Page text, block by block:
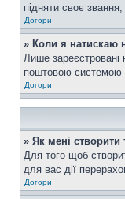
підняти своє
Догори
» Коли я натискаю
Лише
поштовою системою
Догори
» Як мені
Для того щоб
для вас дії
Догори